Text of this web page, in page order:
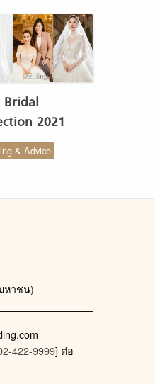
Bridal
2021
CHIC
ยบง่าย สไตล์มินิ
& Advice
หาชน)
422-9999] ต่อ